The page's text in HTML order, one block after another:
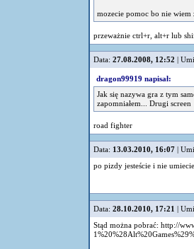
mozecie pomoc bo nie
przeważnie ctrl+r, alt+r lub
Data: 27.08.2008, 12:52 |
dragon99919 napisał:
Jak się nazywa gra z tym
zapomniałem... Drugi screen
road fighter
Data: 13.03.2010, 16:07 |
po pizdy jesteście i nie
Data: 28.10.2010, 17:21 |
Stąd można pobrać: http://